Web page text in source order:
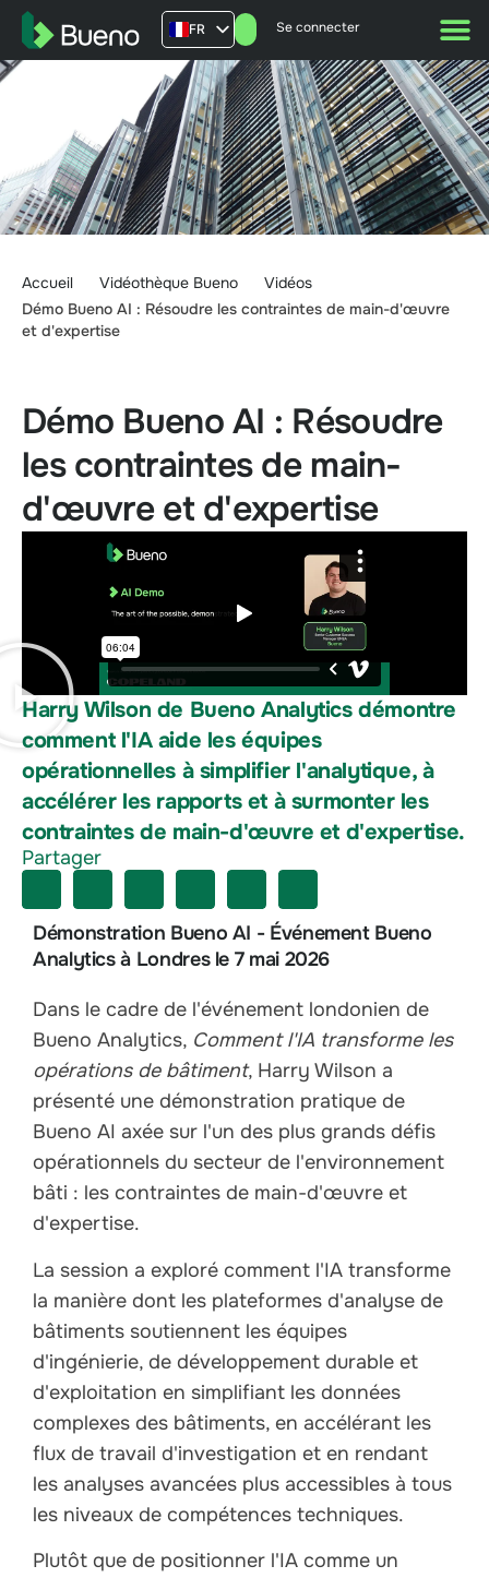
FR
AU
US
UK
Se connecter
Accueil Vidéothèque Bueno
Vidéos
Démo Bueno AI : Résoudre les contraintes de main-d'œuvre
et d'expertise
Démo Bueno AI : Résoudre
les contraintes de main-
d'œuvre et d'expertise
Démonstration Bueno AI - Événement Bueno
Analytics à Londres le 7 mai 2026
Dans le cadre de l'événement londonien de
Bueno Analytics, Comment l'IA transforme les
opérations de bâtiment, Harry Wilson a
présenté une démonstration pratique de
Bueno AI axée sur l'un des plus grands défis
opérationnels du secteur de l'environnement
bâti : les contraintes de main-d'œuvre et
d'expertise.
La session a exploré comment l'IA transforme
la manière dont les plateformes d'analyse de
bâtiments soutiennent les équipes
d'ingénierie, de développement durable et
d'exploitation en simplifiant les données
complexes des bâtiments, en accélérant les
flux de travail d'investigation et en rendant
les analyses avancées plus accessibles à tous
les niveaux de compétences techniques.
Plutôt que de positionner l'IA comme un
Harry Wilson de Bueno Analytics démontre
comment l'IA aide les équipes
opérationnelles à simplifier l'analytique, à
accélérer les rapports et à surmonter les
contraintes de main-d'œuvre et d'expertise.
Partager